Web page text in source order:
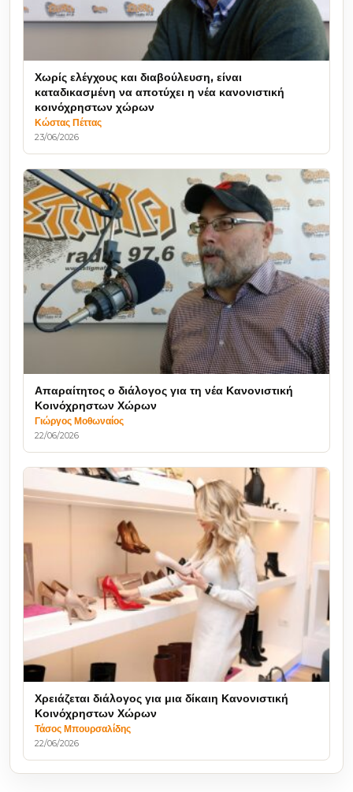
Χωρίς ελέγχους και διαβούλευση, είναι
καταδικασμένη να αποτύχει η νέα κανονιστική
κοινόχρηστων χώρων
Κώστας Πέττας
23/06/2026
Απαραίτητος ο διάλογος για τη νέα Κανονιστική
Κοινόχρηστων Χώρων
Γιώργος Μοθωναίος
22/06/2026
Χρειάζεται διάλογος για μια δίκαιη Κανονιστική
Κοινόχρηστων Χώρων
Τάσος Μπουρσαλίδης
22/06/2026